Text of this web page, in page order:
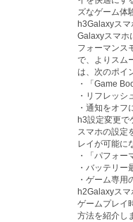
ズなゲーム体
h3Galaxyス
Galaxyスマホ
フォーマンス
で、よりスム
は、次のポイ
・「Game
・リフレッ
・通知をオフ
h3設定変更で
スマホの設定
レイが可能に
・「パフォ
・バッテリ
・ゲーム専
h2Galaxyス
ゲームプレイ
方法を紹介し